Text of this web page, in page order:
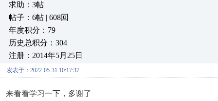
求助：3帖
帖子：6帖 | 608回
年度积分：79
历史总积分：304
注册：2014年5月25日
发表于：2022-05-31 10:17:37
来看看学习一下，多谢了